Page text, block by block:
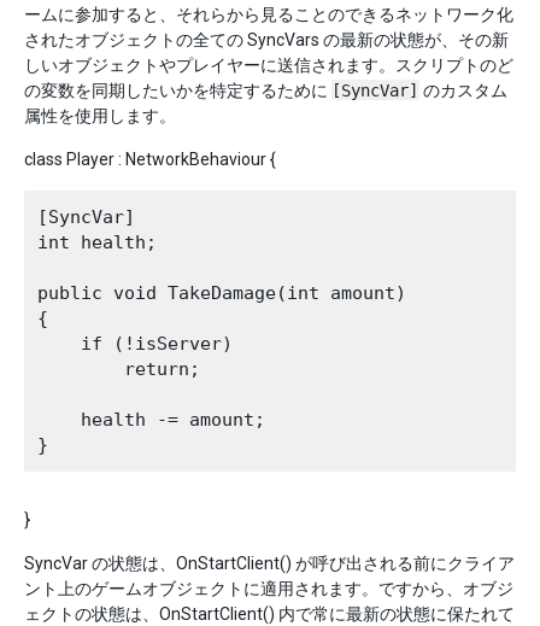
ームに参加すると、それらから見ることのできるネットワーク化
されたオブジェクトの全ての SyncVars の最新の状態が、その新
しいオブジェクトやプレイヤーに送信されます。スクリプトのど
の変数を同期したいかを特定するために [SyncVar] のカスタム
属性を使用します。
class Player : NetworkBehaviour {
[SyncVar]
int health;
public void TakeDamage(int amount)
{
    if (!isServer)
        return;
    health -= amount;
}
SyncVar の状態は、OnStartClient() が呼び出される前にクライア
ント上のゲームオブジェクトに適用されます。ですから、オブジ
ェクトの状態は、OnStartClient() 内で常に最新の状態に保たれて